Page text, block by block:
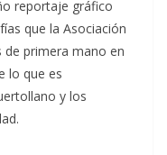
reportaje gráfico
que la Asociación
de primera mano en
lo que es
y los